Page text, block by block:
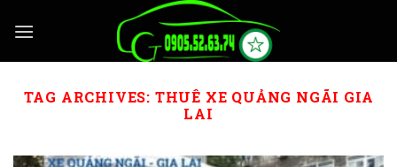
TAG ARCHIVES: THUÊ XE QUẢNG NGÃI GIA
LAI